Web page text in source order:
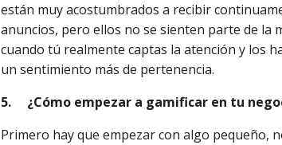
están muy acostumbrados a recibir
anuncios, pero ellos no se sienten parte de la
cuando tú realmente captas la atención y los
un sentimiento más de pertenencia.
5. ¿Cómo empezar a gamificar en tu
Primero hay que empezar con algo pequeño,